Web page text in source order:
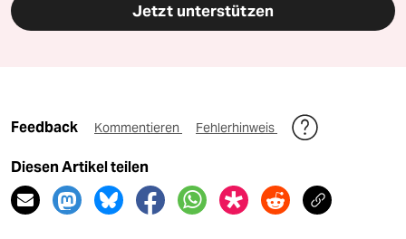
Jetzt unterstützen
Feedback Kommentieren Fehlerhinweis
Diesen Artikel teilen